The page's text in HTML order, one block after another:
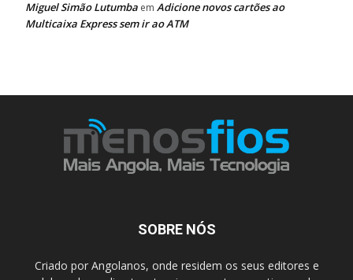
Miguel Simão Lutumba em Adicione novos cartões ao
Multicaixa Express sem ir ao ATM
SOBRE NÓS
Criado por Angolanos, onde residem os seus editores e